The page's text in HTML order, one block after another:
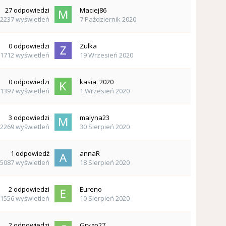
27odpowiedzi
wyświetleń
Maciej86
7 Październik 2020
0odpowiedzi
1712wyświetleń
Zulka
19 Wrzesień 2020
0odpowiedzi
1397wyświetleń
kasia_2020
1 Wrzesień 2020
3 odpowiedzi
2269wyświetleń
malyna23
30 Sierpień 2020
1 odpowiedź
5087wyświetleń
annaR
18 Sierpień 2020
2odpowiedzi
1556wyświetleń
Eureno
10 Sierpień 2020